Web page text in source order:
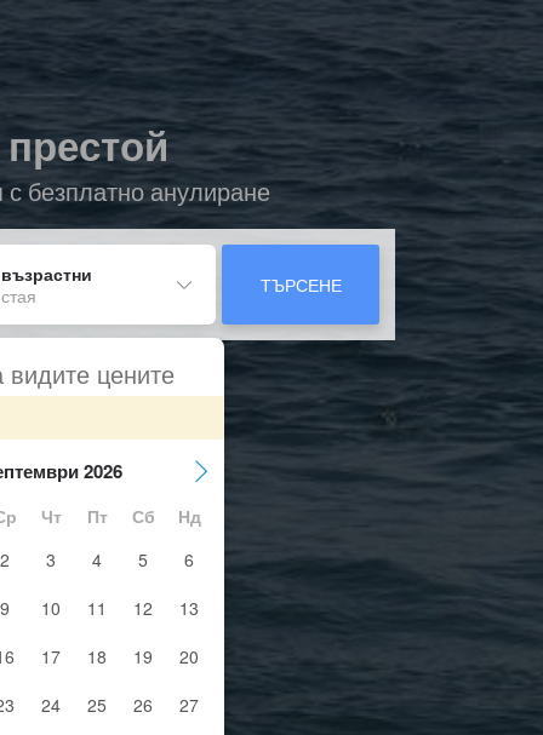
безплатно анулиране
ТЪРСЕНЕ
цените
2026
Чт Пт Сб
Нд
2
3 4 5
6
9
10 11 12
13
17 18 19
20
24 25 26 27